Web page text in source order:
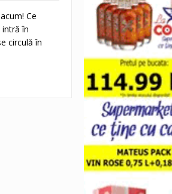
Ce
în
circulă în